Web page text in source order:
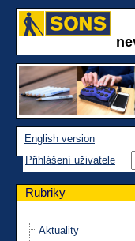
English version
Přihlášení uživatele
Rubriky
Aktuality